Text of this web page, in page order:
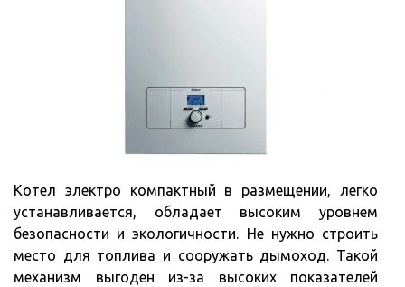
Котел электро компактный в размещении, легко
устанавливается, обладает высоким уровнем
безопасности и экологичности. Не нужно строить
место для топлива и сооружать дымоход. Такой
механизм выгоден из-за высоких показателей